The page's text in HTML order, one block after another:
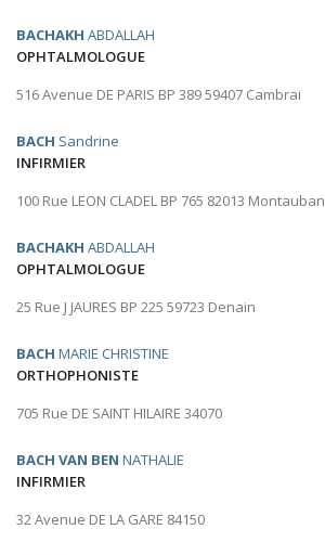
BACHAKH ABDALLAH
OPHTALMOLOGUE
516 Avenue DE PARIS BP 389 59407 Cambrai
BACH Sandrine
INFIRMIER
100 Rue LEON CLADEL BP 765 82013 Montauban
BACHAKH ABDALLAH
OPHTALMOLOGUE
25 Rue J JAURES BP 225 59723 Denain
BACH MARIE CHRISTINE
ORTHOPHONISTE
705 Rue DE SAINT HILAIRE 34070
BACH VAN BEN NATHALIE
INFIRMIER
32 Avenue DE LA GARE 84150